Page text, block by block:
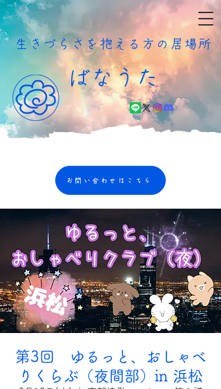
​生きづらさを抱える方の居場所
ばなうた
お問い合わせはこちら
第3回 ゆるっと、おしゃべ
りくらぶ（夜間部）in 浜松